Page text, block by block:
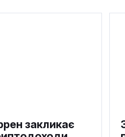
закликає